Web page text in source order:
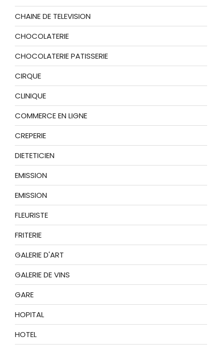
CHAINE DE TELEVISION
CHOCOLATERIE
CHOCOLATERIE PATISSERIE
CIRQUE
CLINIQUE
COMMERCE EN LIGNE
CREPERIE
DIETETICIEN
EMISSION
EMISSION
FLEURISTE
FRITERIE
GALERIE D'ART
GALERIE DE VINS
GARE
HOPITAL
HOTEL